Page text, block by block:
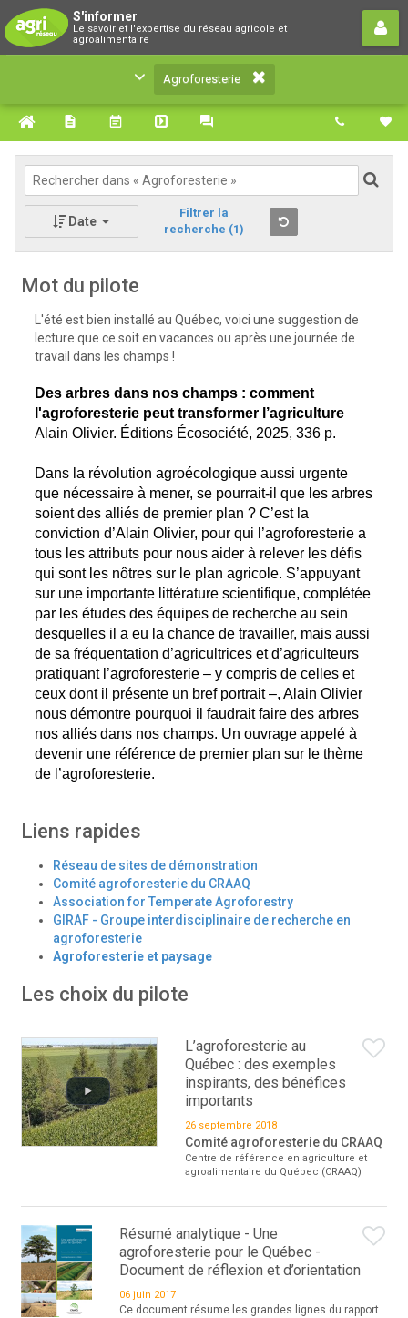
S'informer
Le savoir et l'expertise du réseau agricole et
agroalimentaire
Agroforesterie
Le savoir et l'expertise du réseau agricole et
agroalimentaire
Agroforesterie
Date
Filtrer la
recherche (1)
Mot du pilote
L'été est bien installé au Québec, voici une suggestion de
lecture que ce soit en vacances ou après une journée de
travail dans les champs !
Des arbres dans nos champs : comment
l'agroforesterie peut transformer l’agriculture
Alain Olivier. Éditions Écosociété, 2025, 336 p.
Dans la révolution agroécologique aussi urgente
que nécessaire à mener, se pourrait-il que les arbres
soient des alliés de premier plan ? C’est la
conviction d’Alain Olivier, pour qui l’agroforesterie a
tous les attributs pour nous aider à relever les défis
qui sont les nôtres sur le plan agricole. S’appuyant
sur une importante littérature scientifique, complétée
par les études des équipes de recherche au sein
desquelles il a eu la chance de travailler, mais aussi
de sa fréquentation d’agricultrices et d’agriculteurs
pratiquant l’agroforesterie – y compris de celles et
ceux dont il présente un bref portrait –, Alain Olivier
nous démontre pourquoi il faudrait faire des arbres
nos alliés dans nos champs. Un ouvrage appelé à
devenir une référence de premier plan sur le thème
de l’agroforesterie.
Liens rapides
Réseau de sites de démonstration
Comité agroforesterie du CRAAQ
Association for Temperate Agroforestry
GIRAF - Groupe interdisciplinaire de recherche en
agroforesterie
Agroforesterie et paysage
Les choix du pilote
L’agroforesterie au
Québec : des exemples
inspirants, des bénéfices
importants
26 septembre 2018
Comité agroforesterie du CRAAQ
Centre de référence en agriculture et
agroalimentaire du Québec (CRAAQ)
Résumé analytique - Une
agroforesterie pour le Québec -
Document de réflexion et d’orientation
06 juin 2017
Ce document résume les grandes lignes du rapport